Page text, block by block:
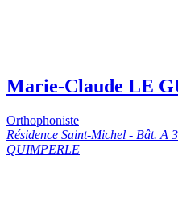
Marie-Claude LE
Orthophoniste
Résidence Saint-Michel - Bât. A
QUIMPERLE